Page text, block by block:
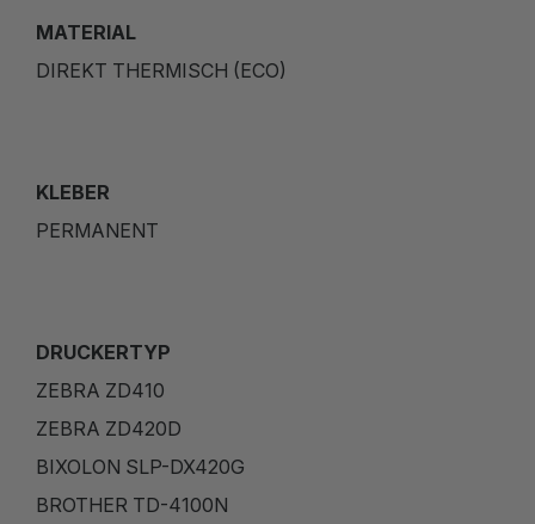
MATERIAL
DIREKT THERMISCH (ECO)
KLEBER
PERMANENT
DRUCKERTYP
ZEBRA ZD410
ZEBRA ZD420D
BIXOLON SLP-DX420G
BROTHER TD-4100N